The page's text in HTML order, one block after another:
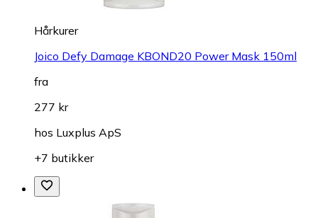
Hårkurer
Joico Defy Damage KBOND20 Power Mask 150ml
fra
277 kr
hos Luxplus ApS
+7 butikker